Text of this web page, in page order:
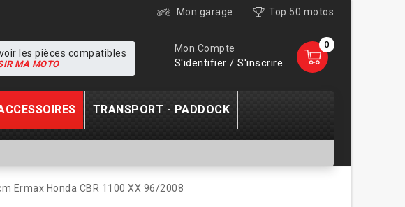
Mon garage Top 50 motos
0
Mon Compte
S'identifier / S'inscrire
les pièces compatibles
MA MOTO
TRANSPORT - PADDOCK
Ermax Honda CBR 1100 XX 96/2008